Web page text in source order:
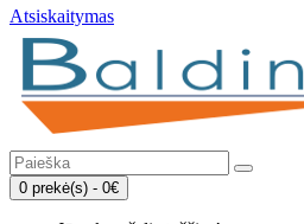
Atsiskaitymas
0 prekė(s) - 0€